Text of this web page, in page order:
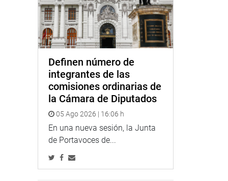
Definen número de
integrantes de las
comisiones ordinarias de
la Cámara de Diputados
05 Ago 2026 | 16:06 h
En una nueva sesión, la Junta
de Portavoces de...